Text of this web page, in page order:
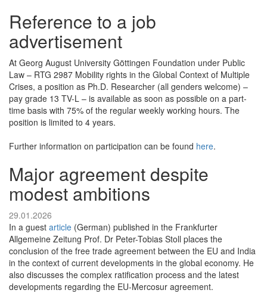
Reference to a job
advertisement
At Georg August University Göttingen Foundation under Public
Law – RTG 2987 Mobility rights in the Global Context of Multiple
Crises, a position as Ph.D. Researcher (all genders welcome) –
pay grade 13 TV-L – is available as soon as possible on a part-
time basis with 75% of the regular weekly working hours. The
position is limited to 4 years.
Further information on participation can be found here.
Major agreement despite
modest ambitions
29.01.2026
In a guest article (German) published in the Frankfurter
Allgemeine Zeitung Prof. Dr Peter-Tobias Stoll places the
conclusion of the free trade agreement between the EU and India
in the context of current developments in the global economy. He
also discusses the complex ratification process and the latest
developments regarding the EU-Mercosur agreement.